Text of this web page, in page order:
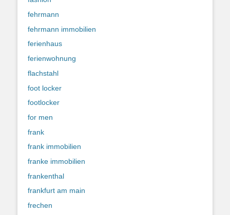
fehrmann
fehrmann immobilien
ferienhaus
ferienwohnung
flachstahl
foot locker
footlocker
for men
frank
frank immobilien
franke immobilien
frankenthal
frankfurt am main
frechen